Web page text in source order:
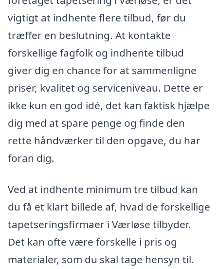
vigtigt at indhente flere tilbud, før du
træffer en beslutning. At kontakte
forskellige fagfolk og indhente tilbud
giver dig en chance for at sammenligne
priser, kvalitet og serviceniveau. Dette er
ikke kun en god idé, det kan faktisk hjælpe
dig med at spare penge og finde den
rette håndværker til den opgave, du har
foran dig.
Ved at indhente minimum tre tilbud kan
du få et klart billede af, hvad de forskellige
tapetseringsfirmaer i Værløse tilbyder.
Det kan ofte være forskelle i pris og
materialer, som du skal tage hensyn til.